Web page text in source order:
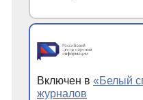
Включен в «Белый
журналов